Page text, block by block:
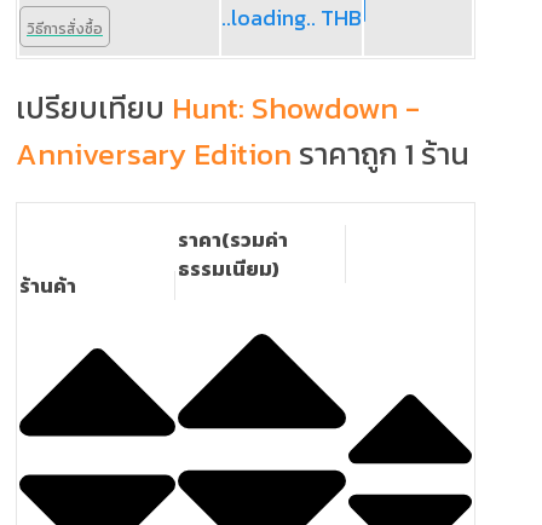
วิธีการสั่งซื้อ ..loading.. THB
เปรียบเทียบ Hunt: Showdown -
Anniversary Edition ราคาถูก 1 ร้าน
ร้านค้า
ราคา(รวมค่า
ธรรมเนียม)